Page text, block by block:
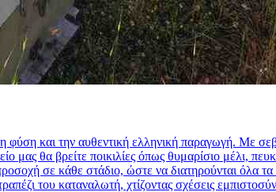
φύση και την αυθεντική ελληνική παραγωγή. Με
μας θα βρείτε ποικιλίες όπως θυμαρίσιο μέλι,
σε κάθε στάδιο, ώστε να διατηρούνται όλα τα
του καταναλωτή, χτίζοντας σχέσεις